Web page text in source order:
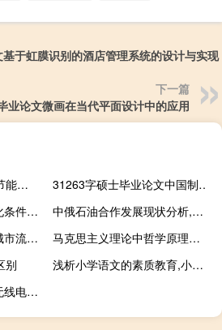
于虹膜识别的酒店管理系统的设计与实现
下一篇
业论文微画在当代平面设计中的应用
城市市政给排水工程的节能理念和节能技术应用,如何计算城市给排水管道的数量
31263字硕士毕业论文中国制造业出口贸易国际竞争力研究
34000字论文范文小班化条件下高中数学课堂合作学习的探讨
中俄石油合作发展现状分析,中俄能源合作对双方的意义
45000字硕士毕业论文城市流动人口信息库的分析与设计
马克思主义理论中哲学原理的重要性,马克思主义哲学中的发展观
别
浅析小学语文的素质教育,小学语文教学中如何实施素质教育
60000字论文范文认知无线电中跳频信号检测方案的设计